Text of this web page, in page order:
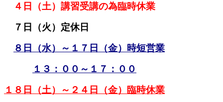
４日（土）講習受講の為臨時休業
７日（火）定休日
８日（水）～１７日（金）時短営業
１３：００～１７：００
１８日（土）～２４日（金）臨時休業